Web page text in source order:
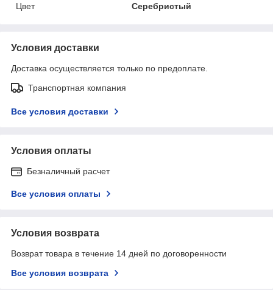
Цвет
Серебристый
Условия доставки
Доставка осуществляется только по предоплате.
Транспортная компания
Все условия доставки
Условия оплаты
Безналичный расчет
Все условия оплаты
Условия возврата
Возврат товара в течение 14 дней по договоренности
Все условия возврата